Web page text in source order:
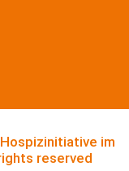
im
reserved